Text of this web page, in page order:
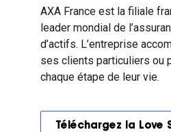
AXA France est la filiale
leader mondial de
d’actifs. L’entreprise
ses clients particuliers ou
chaque étape de leur vie.
Téléchargez la Love